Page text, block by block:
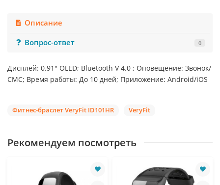
Описание
Вопрос-ответ
0
Дисплей: 0.91" OLED; Bluetooth V 4.0 ; Оповещение: Звонок/
СМС; Время работы: До 10 дней; Приложение: Android/iOS
Фитнес-браслет VeryFit ID101HR VeryFit
Рекомендуем посмотреть